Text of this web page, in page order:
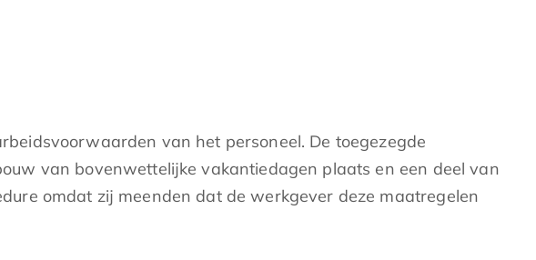
van het personeel. De toegezegde
van bovenwettelijke vakantiedagen plaats en een deel van
omdat zij meenden dat de werkgever deze maatregelen